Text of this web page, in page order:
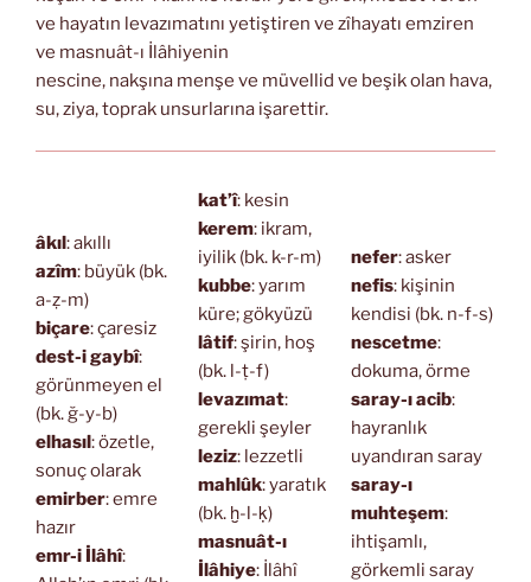
ve hayatın levazımatını yetiştiren ve zîhayatı emziren
ve masnuât-ı İlâhiyenin
nescine, nakşına menşe ve müvellid ve beşik olan hava,
su, ziya, toprak unsurlarına işarettir.
âkıl : akıllı
azîm: büyük (bk.
a-ẓ-m)
biçare: çaresiz
dest-i gaybî:
görünmeyen el
(bk. ğ-y-b)
elhasıl : özetle,
sonuç olarak
emirber: emre
hazır
emr-i İlâhî:
kat’î: kesin
kerem: ikram,
iyilik (bk. k-r-m)
kubbe: yarım
küre; gökyüzü
lâtif: şirin, hoş
(bk. l-ṭ-f)
levazımat:
gerekli şeyler
leziz: lezzetli
mahlûk: yaratık
(bk. ḫ-l-ḳ)
masnuât-ı
İlâhiye: İlâhî
nefer: asker
nefis: kişinin
kendisi (bk. n-f-s)
nescetme:
dokuma, örme
saray-ı acib:
hayranlık
uyandıran saray
saray-ı
muhteşem:
ihtişamlı,
görkemli saray